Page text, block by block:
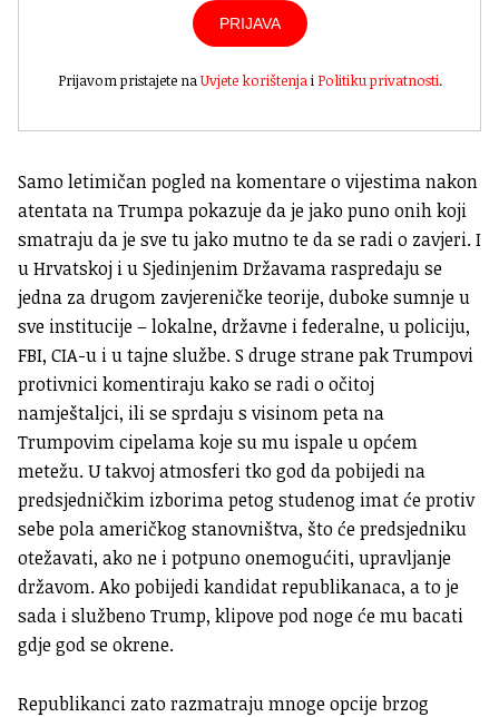
PRIJAVA
Prijavom pristajete naUvjete korištenjai Politiku privatnosti.
Samo letimičan pogled na komentare o vijestima nakon
atentata na Trumpa pokazuje da je jako puno onih koji
smatraju da je sve tu jako mutno te da se radi o zavjeri. I
u Hrvatskoj i u Sjedinjenim Državama raspredaju se
jedna za drugom zavjereničke teorije, duboke sumnje u
sve institucije – lokalne, državne i federalne, u policiju,
FBI, CIA-u i u tajne službe. S druge strane pak Trumpovi
protivnici komentiraju kako se radi o očitoj
namještaljci, ili se sprdaju s visinom peta na
Trumpovim cipelama koje su mu ispale u općem
metežu. U takvoj atmosferi tko god da pobijedi na
predsjedničkim izborima petog studenog imat će protiv
sebe pola američkog stanovništva, što će predsjedniku
otežavati, ako ne i potpuno onemogućiti, upravljanje
državom. Ako pobijedi kandidat republikanaca, a to je
sada i službeno Trump, klipove pod noge će mu bacati
gdje god se okrene.
Republikanci zato razmatraju mnoge opcije brzog